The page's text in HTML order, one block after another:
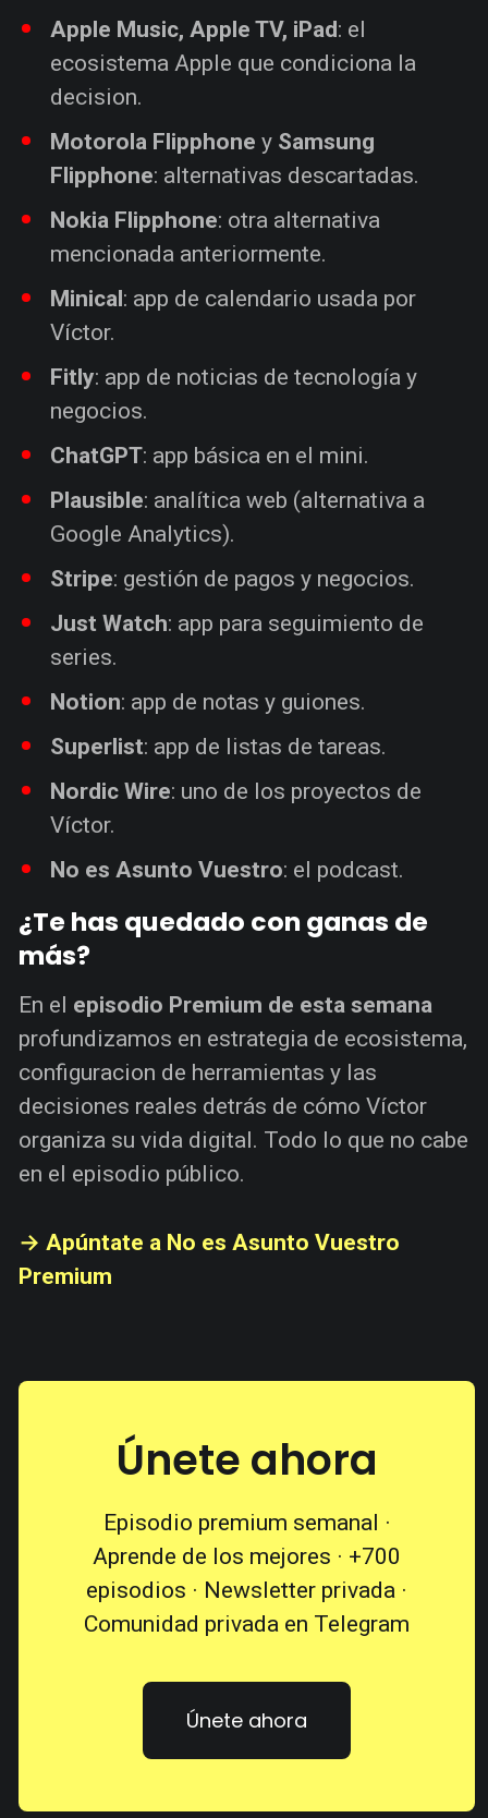
Apple Music, Apple TV, iPad: el
ecosistema Apple que condiciona la
decision.
Motorola Flipphone y Samsung
Flipphone: alternativas descartadas.
Nokia Flipphone: otra alternativa
mencionada anteriormente.
Minical: app de calendario usada por
Víctor.
Fitly: app de noticias de tecnología y
negocios.
ChatGPT: app básica en el mini.
Plausible: analítica web (alternativa a
Google Analytics).
Stripe: gestión de pagos y negocios.
Just Watch: app para seguimiento de
series.
Notion: app de notas y guiones.
Superlist: app de listas de tareas.
Nordic Wire: uno de los proyectos de
Víctor.
No es Asunto Vuestro: el podcast.
¿Te has quedado con ganas de
más?
En el episodio Premium de esta semana
profundizamos en estrategia de ecosistema,
configuracion de herramientas y las
decisiones reales detrás de cómo Víctor
organiza su vida digital. Todo lo que no cabe
en el episodio público.
→ Apúntate a No es Asunto Vuestro
Premium
Únete ahora
Episodio premium semanal ·
Aprende de los mejores · +700
episodios · Newsletter privada ·
Comunidad privada en Telegram
Únete ahora